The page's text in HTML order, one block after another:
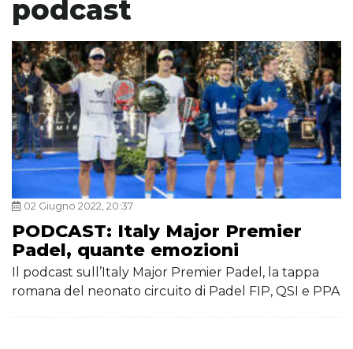
podcast
02 Giugno 2022, 20:37
PODCAST: Italy Major Premier
Padel, quante emozioni
Il podcast sull’Italy Major Premier Padel, la tappa
romana del neonato circuito di Padel FIP, QSI e PPA